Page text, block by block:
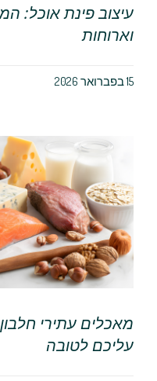
עיצוב פינת אוכל:
וארוחות
15 בפברואר 2026
מאכלים עתירי
עליכם לטובה